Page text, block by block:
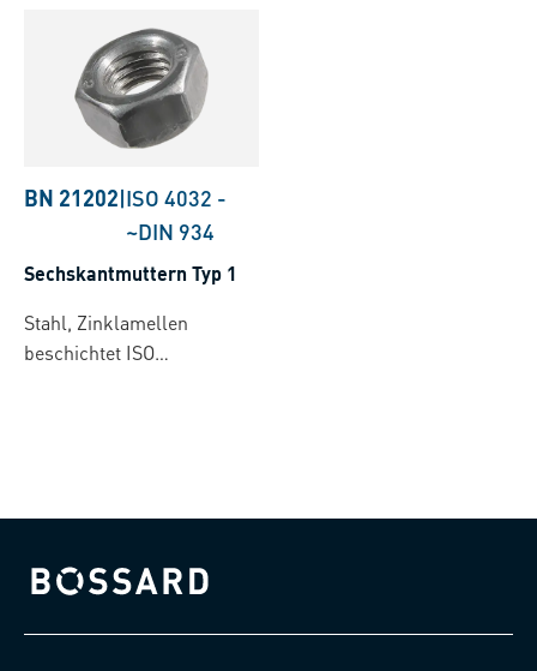
BN 21202|ISO 4032 -
~DIN 934
Sechskantmuttern Typ 1
Stahl, Zinklamellen
beschichtet ISO
Bossard homepage